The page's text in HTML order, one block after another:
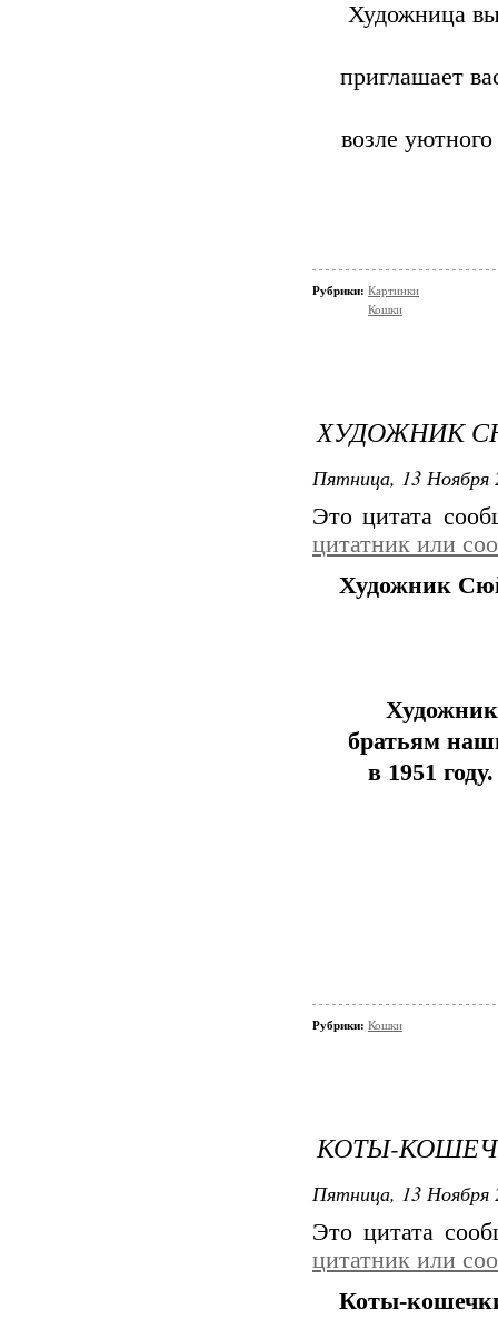
Художница
приглашает
возле
Рубрики: Картинки
Кошки
ХУДОЖНИК
Пятница, 13 Ноября
Это цитата
цитатник или
Художник
братьям
в 1951
Рубрики: Кошки
КОТЫ-
Пятница, 13 Ноября
Это цитата
цитатник или
Коты-